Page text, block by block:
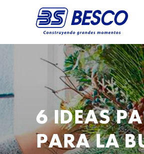
6 IDEAS
PARA LA